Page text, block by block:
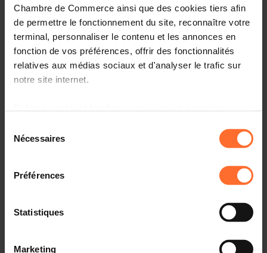
Chambre de Commerce ainsi que des cookies tiers afin
de permettre le fonctionnement du site, reconnaître votre
terminal, personnaliser le contenu et les annonces en
fonction de vos préférences, offrir des fonctionnalités
relatives aux médias sociaux et d'analyser le trafic sur
notre site internet.
à l’exception des cookies strictement nécessaires au
fonctionnement du site. Une description des différents
cookies est accessible sous l’onglet « Détails » ci-
dessus.
Il est précisé que la navigation sur le site et certaines
fonctionnalités (ex : lecture de vidéos, partage sur les
vidéo, personnalisation de l’affichage du site) peuvent
Nécessaires
Préférences
Statistiques
Marketing
Opinions & legislation
Practical info
1 project text
Share this article